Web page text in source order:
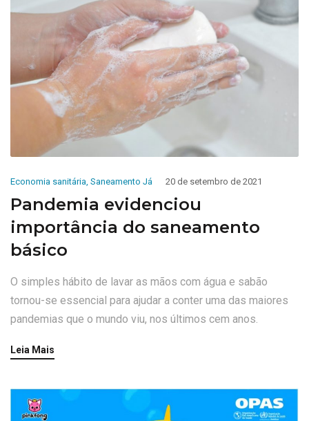
Economia sanitária, Saneamento Já 20 de setembro de 2021
Pandemia evidenciou
importância do saneamento
básico
O simples hábito de lavar as mãos com água e sabão
tornou-se essencial para ajudar a conter uma das maiores
pandemias que o mundo viu, nos últimos cem anos.
Leia Mais